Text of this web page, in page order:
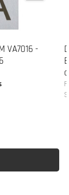
VA7016 -